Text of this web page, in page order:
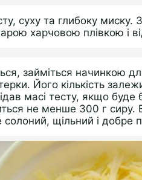
суху та глибоку миску.
харчовою плівкою і
займіться начинкою
Його кількість
масі тесту, якщо
не менше 300 г сиру.
солоний, щільний і добре